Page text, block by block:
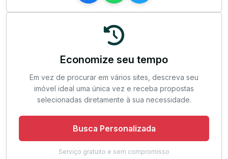
Economize seu tempo
Em vez de procurar em vários sites, descreva seu
imóvel ideal uma única vez e receba propostas
selecionadas diretamente à sua necessidade.
Busca Personalizada
Serviço gratuito e sem compromisso